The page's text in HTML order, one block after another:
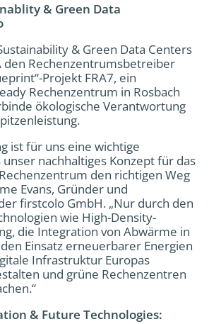
& Green Data
& Green Data Centers
den Rechenzentrumsbetreiber
Projekt FRA7, ein
Rechenzentrum in Rosbach
ökologische Verantwortung
ist für uns eine wichtige
unser nachhaltiges Konzept für das
den richtigen Weg
Evans, Gründer und
firstcolo GmbH. „Nur durch den
wie High-Density-
die Integration von Abwärme in
Einsatz erneuerbarer Energien
Infrastruktur Europas
und grüne Rechenzentren
& Future Technologies: